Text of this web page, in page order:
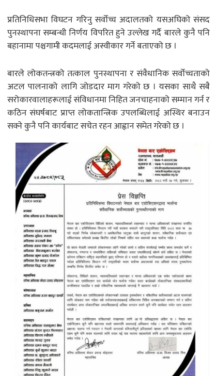
प्रतिनिधिसभा विघटन गरिनु सर्वोच्च अदालतको यसअघिको संसद
पुनस्थापना सम्बन्धी निर्णय विपरित हुने उल्लेख गर्दै बारले कुनै पनि
बहानामा पश्चगामी कदमलाई अस्वीकार गर्ने बताएको छ ।
बारले लोकतन्त्रको तत्काल पुनस्थापना र संवैधानिक सर्वोच्चताको
अटल पालनाको लागि जोडदार माग गरेको छ । यसका साथै सबै
सरोकारवालाहरूलाई संविधानमा निहित जनचाहनाको सम्मान गर्न र
कठिन संघर्षबाट प्राप्त लोकतान्त्रिक उपलब्धिलाई अस्थिर बनाउन
सक्ने कुनै पनि कार्यबाट सचेत रहन आह्वान समेत गरेको छ ।